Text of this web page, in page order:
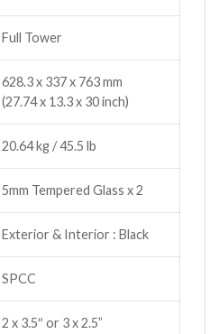
Full Tower
628.3 x 337 x 763 mm
(27.74 x 13.3 x 30 inch)
20.64 kg / 45.5 lb
5mm Tempered Glass x 2
Exterior & Interior : Black
SPCC
2 x 3.5″ or 3 x 2.5”